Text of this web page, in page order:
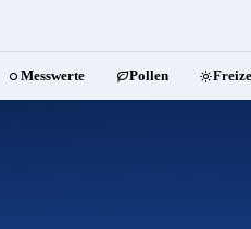
Messwerte Pollen